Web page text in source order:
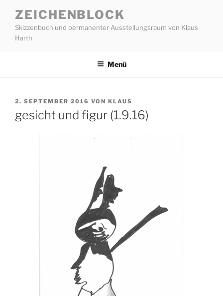
Inhalt
springen
ZEICHENBLOCK
Skizzenbuch und permanenter Ausstellungsraum von Klaus
Harth
Menü
VERÖFFENTLICHT
2. SEPTEMBER 2016 VON KLAUS
gesicht und figur (1.9.16)